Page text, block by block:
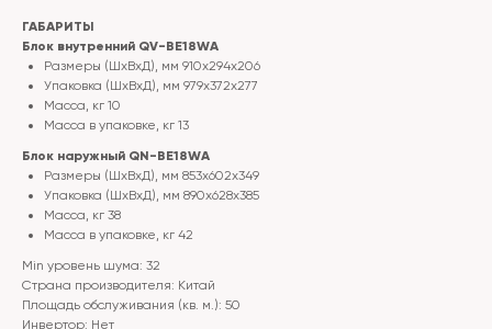
ГАБАРИТЫ
Блок внутренний QV-BE18WA
Размеры (ШхВхД), мм 910x294x206
Упаковка (ШхВхД), мм 979x372x277
Масса, кг 10
Масса в упаковке, кг 13
Блок наружный QN-BE18WA
Размеры (ШхВхД), мм 853x602x349
Упаковка (ШхВхД), мм 890x628x385
Масса, кг 38
Масса в упаковке, кг 42
Min уровень шума: 32
Страна производителя: Китай
Площадь обслуживания (кв. м.): 50
Инвертор: Нет